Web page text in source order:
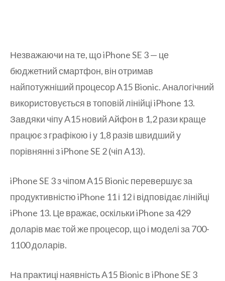
Незважаючи на те, що iPhone SE 3 — це
бюджетний смартфон, він отримав
найпотужніший процесор A15 Bionic. Аналогічний
використовується в топовій лінійці iPhone 13.
Завдяки чіпу A15 новий Айфон в 1,2 рази краще
працює з графікою і у 1,8 разів швидший у
порівнянні з iPhone SE 2 (чіп A13).
iPhone SE 3 з чіпом A15 Bionic перевершує за
продуктивністю iPhone 11 і 12 і відповідає лінійці
iPhone 13. Це вражає, оскільки iPhone за 429
доларів має той же процесор, що і моделі за 700-
1100 доларів.
На практиці наявність A15 Bionic в iPhone SE 3